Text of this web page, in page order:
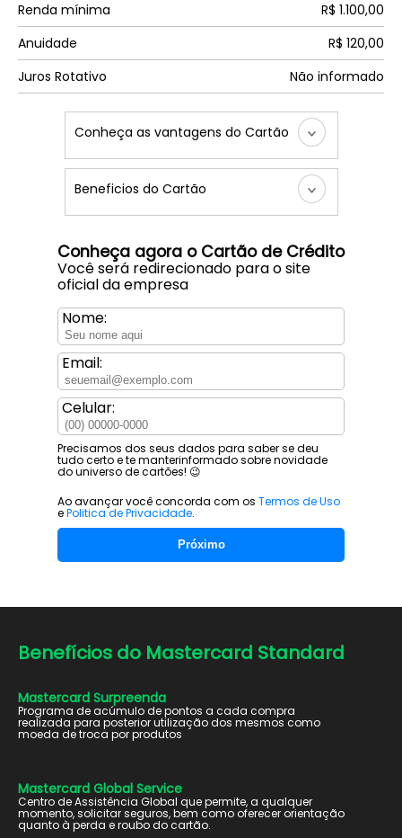
Renda mínima
R$ 1.100,00
Anuidade
R$ 120,00
Juros Rotativo
Não informado
Conheça as vantagens do Cartão
Beneficios do Cartão
Conheça agora o Cartão de Crédito
Você será redirecionado para o site
oficial da empresa
Nome:
Email:
Celular:
Precisamos dos seus dados para saber se deu
tudo certo e te manterinformado sobre novidade
do universo de cartões! 😉
Ao avançar você concorda com os Termos de Uso
ePolitica de Privacidade.
Próximo
Benefícios do Mastercard Standard
Mastercard Surpreenda
Programa de acúmulo de pontos a cada compra
realizada para posterior utilização dos mesmos como
moeda de troca por produtos
Mastercard Global Service
Centro de Assistência Global que permite, a qualquer
momento, solicitar seguros, bem como oferecer orientação
quanto à perda e roubo do cartão.